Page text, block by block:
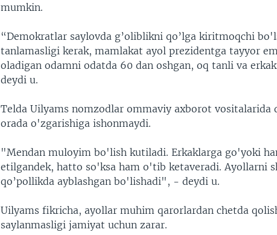
mumkin.
“Demokratlar saylovda g’oliblikni qo’lga kiritmoqchi
tanlamasligi kerak, mamlakat ayol prezidentga tayyor
oladigan odamni odatda 60 dan oshgan, oq tanli va
deydi u.
Telda Uilyams nomzodlar ommaviy axborot vositalarida
orada o'zgarishiga ishonmaydi.
"Mendan muloyim bo'lish kutiladi. Erkaklarga go'yoki
etilgandek, hatto so'ksa ham o'tib ketaveradi. Ayollarni
qo’pollikda ayblashgan bo'lishadi", - deydi u.
Uilyams fikricha, ayollar muhim qarorlardan chetda
saylanmasligi jamiyat uchun zarar.